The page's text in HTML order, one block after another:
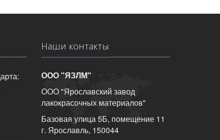
Наши контакты
ООО "ЯЗЛМ"
ООО "Ярославский завод
лакокрасочных материалов"
Базовая улица 5Б, помещение 11
г. Ярославль, 150044